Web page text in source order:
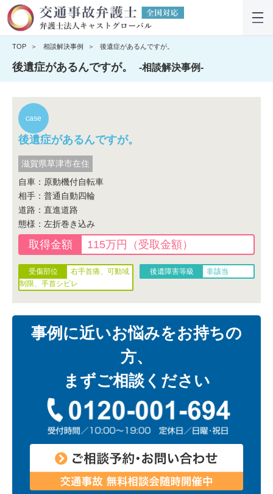
TOP 相談解決事例 後遺症があるんですが。
後遺症があるんですが。 -相談解決事例-
後遺症があるんですが。
滋賀県草津市在住
自車：原動機付自転車
相手：普通自動四輪
道路：直進道路
態様：左折巻き込み
115万円（受取金額）
右手首痛、可動域
制限、手首シビレ
非該当
事例に近いお悩みをお持ちの
方、
まずご相談ください